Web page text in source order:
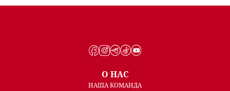
О НАС
НАША КОМАНДА